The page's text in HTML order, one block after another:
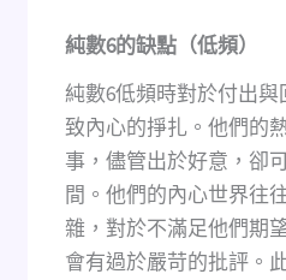
純數6的缺點（低頻）
純數6低頻時對於付出
致內心的掙扎。他們的
事，儘管出於好意，卻
間。他們的內心世界往
雜，對於不滿足他們期
會有過於嚴苛的批評。